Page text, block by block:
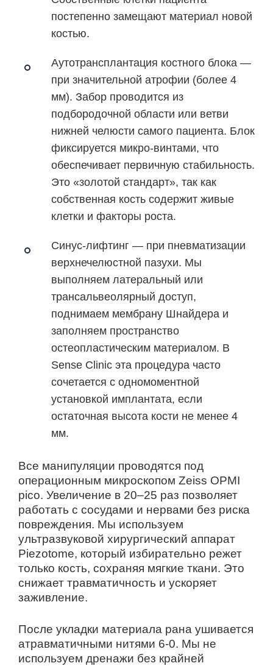
постепенно замещают материал новой
костью.
Аутотрансплантация костного блока —
при значительной атрофии (более 4
мм). Забор проводится из
подбородочной области или ветви
нижней челюсти самого пациента. Блок
фиксируется микро-винтами, что
обеспечивает первичную стабильность.
Это «золотой стандарт», так как
собственная кость содержит живые
клетки и факторы роста.
Синус-лифтинг — при пневматизации
верхнечелюстной пазухи. Мы
выполняем латеральный или
трансальвеолярный доступ,
поднимаем мембрану Шнайдера и
заполняем пространство
остеопластическим материалом. В
Sense Clinic эта процедура часто
сочетается с одномоментной
установкой имплантата, если
остаточная высота кости не менее 4
мм.
Все манипуляции проводятся под
операционным микроскопом Zeiss OPMI
pico. Увеличение в 20–25 раз позволяет
работать с сосудами и нервами без риска
повреждения. Мы используем
ультразвуковой хирургический аппарат
Piezotome, который избирательно режет
только кость, сохраняя мягкие ткани. Это
снижает травматичность и ускоряет
заживление.
После укладки материала рана ушивается
атравматичными нитями 6-0. Мы не
используем дренажи без крайней